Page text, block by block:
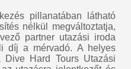
pillanatában látható
nélkül megváltoztatja,
partner utazási iroda
díj a mérvadó. A helyes
Hard Tours Utazási